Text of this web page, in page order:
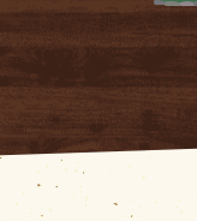
問
候